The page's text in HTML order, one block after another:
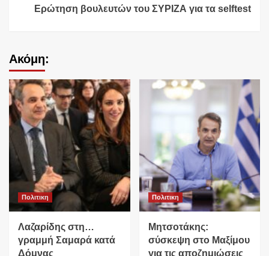
Ερώτηση βουλευτών του ΣΥΡΙΖΑ για τα selftest
Ακόμη:
Πολιτικη
Λαζαρίδης στη…
γραμμή Σαμαρά κατά
Δόμνας
Πολιτικη
Μητσοτάκης:
σύσκεψη στο Μαξίμου
για τις αποζημιώσεις